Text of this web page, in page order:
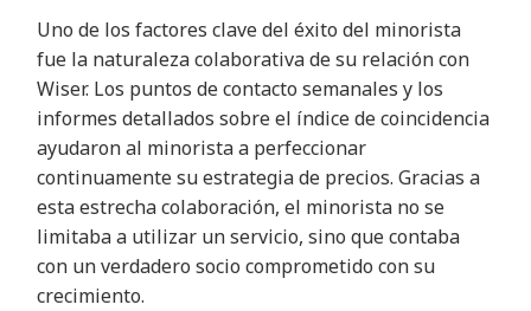
Uno de los factores clave del éxito del minorista
fue la naturaleza colaborativa de su relación con
Wiser. Los puntos de contacto semanales y los
informes detallados sobre el índice de coincidencia
ayudaron al minorista a perfeccionar
continuamente su estrategia de precios. Gracias a
esta estrecha colaboración, el minorista no se
limitaba a utilizar un servicio, sino que contaba
con un verdadero socio comprometido con su
crecimiento.